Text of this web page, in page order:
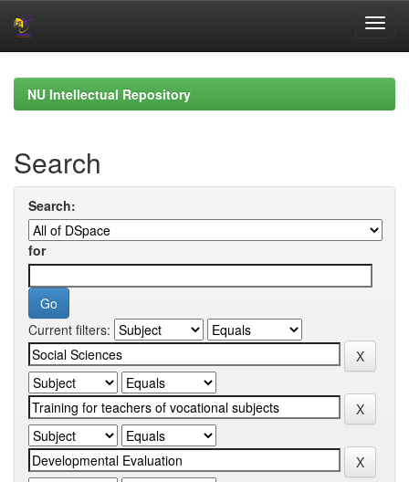
navigationNU Intellectual Repository
Search
Search:
for
Current filters: